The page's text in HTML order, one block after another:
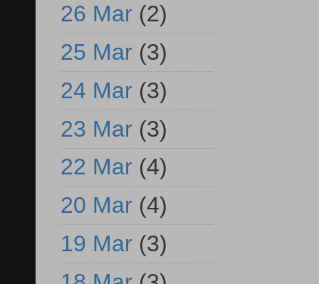
26 Mar (2)
25 Mar (3)
24 Mar (3)
23 Mar (3)
22 Mar (4)
20 Mar (4)
19 Mar (3)